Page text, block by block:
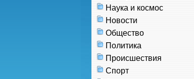
Наука и космос
Новости
Общество
Политика
Происшествия
Спорт